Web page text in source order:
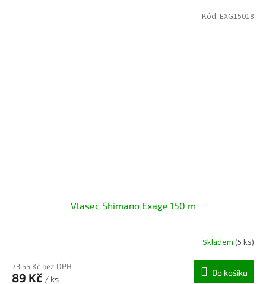
Vlasec Shimano Exage 150 m
Skladem (5 ks)
73,55 Kč bez DPH
89 Kč / ks
Do košíku
Kód: EXG15018